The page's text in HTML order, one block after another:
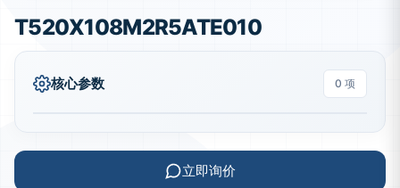
T520X108M2R5ATE010
核心参数 0 项
立即询价